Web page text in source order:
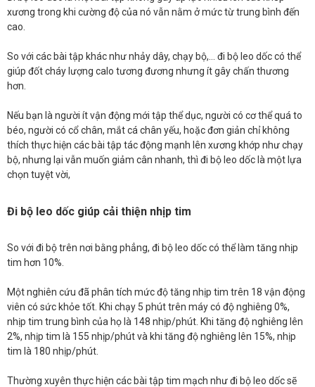
xương trong khi cường độ của nó vẫn nằm ở mức từ trung bình đến
cao.
So với các bài tập khác như nhảy dây, chạy bộ,… đi bộ leo dốc có thể
giúp đốt cháy lượng calo tương đương nhưng ít gây chấn thương
hơn.
Nếu bạn là người ít vận động mới tập thể dục, người có cơ thể quá to
béo, người có cổ chân, mắt cá chân yếu, hoặc đơn giản chỉ không
thích thực hiện các bài tập tác động mạnh lên xương khớp như chạy
bộ, nhưng lại vẫn muốn giảm cân nhanh, thì đi bộ leo dốc là một lựa
chọn tuyệt vời,
Đi bộ leo dốc giúp cải thiện nhịp tim
So với đi bộ trên nơi bằng phẳng, đi bộ leo dốc có thể làm tăng nhịp
tim hơn 10%.
Một nghiên cứu đã phân tích mức độ tăng nhịp tim trên 18 vận động
viên có sức khỏe tốt. Khi chạy 5 phút trên máy có độ nghiêng 0%,
nhịp tim trung bình của họ là 148 nhịp/phút. Khi tăng độ nghiêng lên
2%, nhịp tim là 155 nhịp/phút và khi tăng độ nghiêng lên 15%, nhịp
tim là 180 nhịp/phút.
Thường xuyên thực hiện các bài tập tim mạch như đi bộ leo dốc sẽ